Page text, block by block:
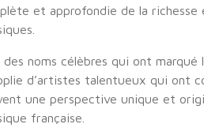
et approfondie de la
des noms célèbres qui ont
d’artistes talentueux qui ont
une perspective unique et
française.